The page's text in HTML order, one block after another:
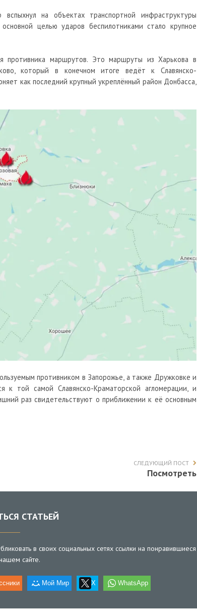
на объектах транспортной инфраструктуры
целью ударов беспилотниками стало крупное
противника маршрутов. Это маршруты из Харькова в
который в конечном итоге ведёт к Славянско-
как последний крупный укреплённый район Донбасса,
противником в Запорожье, а также Дружковке и
к той самой Славянско-Краматорской агломерации, и
раз свидетельствуют о приближении к её основным
СЛЕДУЮЩИЙ ПОСТ
Посмотреть
СТАТЬЕЙ
в своих социальных сетях ссылки на понравившиеся
сайте.
Мой Мир X WhatsApp